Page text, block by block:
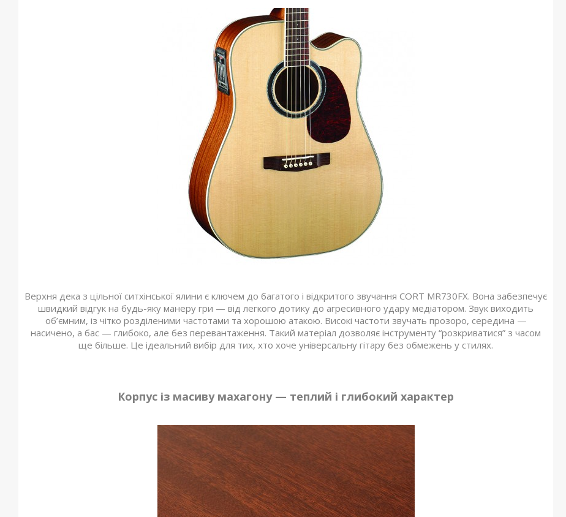
Верхня дека з цільної ситхінської ялини є ключем до багатого і відкритого звучання CORT MR730FX. Вона забезпечує
швидкий відгук на будь-яку манеру гри — від легкого дотику до агресивного удару медіатором. Звук виходить
об’ємним, із чітко розділеними частотами та хорошою атакою. Високі частоти звучать прозоро, середина —
насичено, а бас — глибоко, але без перевантаження. Такий матеріал дозволяє інструменту “розкриватися” з часом
ще більше. Це ідеальний вибір для тих, хто хоче універсальну гітару без обмежень у стилях.
Корпус із масиву махагону — теплий і глибокий характер